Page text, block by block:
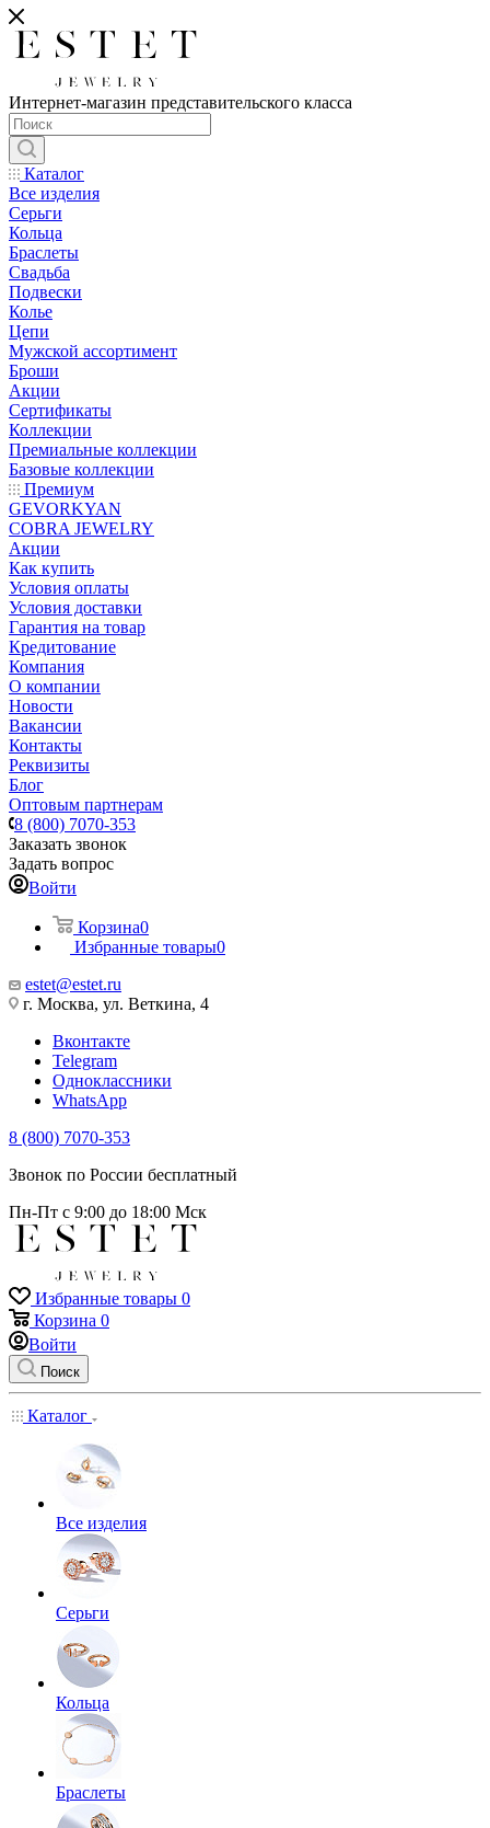
Интернет-магазин представительского класса
Каталог
Все изделия
Серьги
Кольца
Браслеты
Свадьба
Подвески
Колье
Цепи
Мужской ассортимент
Броши
Акции
Сертификаты
Коллекции
Премиальные коллекции
Базовые коллекции
Премиум
GEVORKYAN
COBRA JEWELRY
Акции
Как купить
Условия оплаты
Условия доставки
Гарантия на товар
Кредитование
Компания
О компании
Новости
Вакансии
Контакты
Реквизиты
Блог
Оптовым партнерам
8 (800) 7070-353
Заказать звонок
Задать вопрос
Войти
Корзина0
Избранные товары0
estet@estet.ru
г. Москва, ул. Веткина, 4
Вконтакте
Telegram
Одноклассники
WhatsApp
8 (800) 7070-353
Звонок по России бесплатный
Пн-Пт с 9:00 до 18:00 Мск
Избранные товары 0
Корзина 0
Войти
Поиск
Каталог
Все изделия
Серьги
Кольца
Браслеты